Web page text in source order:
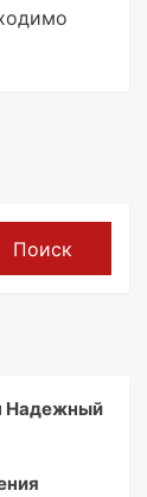
Поиск
Надежный